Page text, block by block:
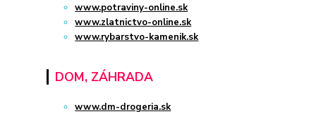
www.potraviny-online.sk
www.zlatnictvo-online.sk
www.rybarstvo-kamenik.sk
DOM, ZÁHRADA
www.dm-drogeria.sk